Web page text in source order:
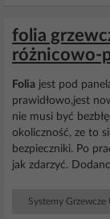
folia
różnicowo-
Folia jest pod
prawidłowo,jest
nie musi być
okoliczność, ze to
bezpieczniki. Po
jak zdarzyć.
Systemy